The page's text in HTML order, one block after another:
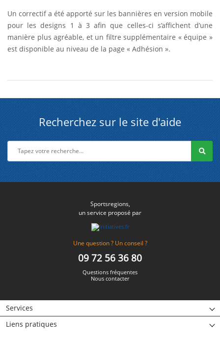
Un correctif a été apporté sur les bannières en version mobile
pour les designs 1 à 3 afin que celles-ci s’affichent d’une
manière plus agréable, et un filtre supplémentaire « équipe »
est disponible au niveau de la page « Adhésion ».
Recherchez sur le site d'aide
Sportsregions,
un service proposé par
Une question ? Un conseil ?
09 72 56 36 80
Questions fréquentes
Nous contacter
Services
Liens pratiques